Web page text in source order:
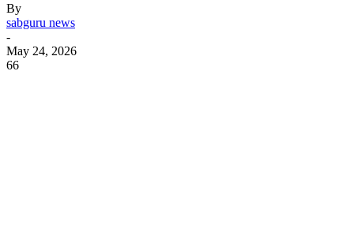
By
sabguru news
-
May 24, 2026
66